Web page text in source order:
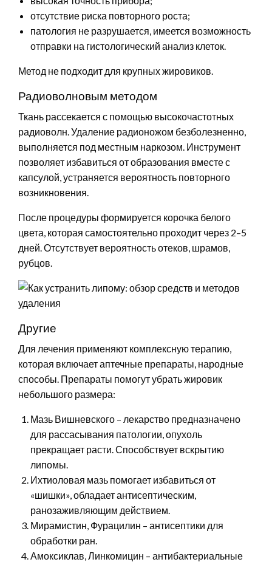
отсутствие риска повторного роста;
патология не разрушается, имеется возможность
отправки на гистологический анализ клеток.
Метод не подходит для крупных жировиков.
Радиоволновым методом
Ткань рассекается с помощью высокочастотных
радиоволн. Удаление радионожом безболезненно,
выполняется под местным наркозом. Инструмент
позволяет избавиться от образования вместе с
капсулой, устраняется вероятность повторного
возникновения.
После процедуры формируется корочка белого
цвета, которая самостоятельно проходит через 2–5
дней. Отсутствует вероятность отеков, шрамов,
рубцов.
Другие
Для лечения применяют комплексную терапию,
которая включает аптечные препараты, народные
способы. Препараты помогут убрать жировик
небольшого размера:
Мазь Вишневского – лекарство предназначено
для рассасывания патологии, опухоль
прекращает расти. Способствует вскрытию
липомы.
Ихтиоловая мазь помогает избавиться от
«шишки», обладает антисептическим,
ранозаживляющим действием.
Мирамистин, Фурацилин – антисептики для
обработки ран.
Амоксиклав, Линкомицин – антибактериальные